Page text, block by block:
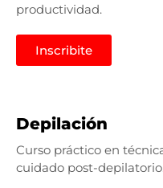
productividad.
Inscribite
Depilación
Curso práctico en
cuidado post-